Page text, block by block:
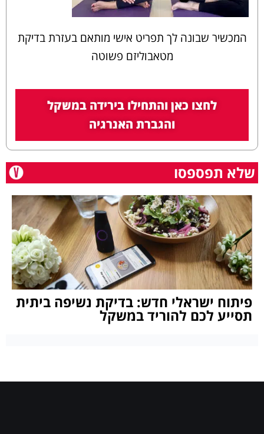
המכשיר שבונה לך תפריט אישי מותאם בעזרת בדיקת
מטאבוליזם פשוטה
לחצו כאן והתחילו בירידה במשקל
והגברת האנרגיה
שלא תפספסו
פיתוח ישראלי חדש: בדיקת נשיפה ביתית
תסייע לכם להוריד במשקל